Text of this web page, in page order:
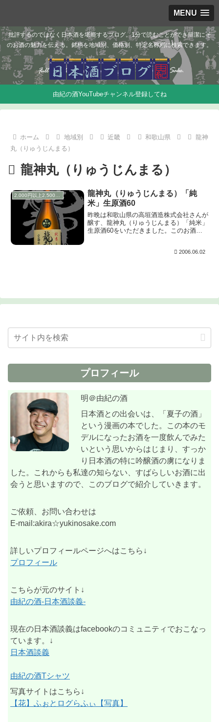
MENU
批評するのではなく日本酒を堪能するブログ。1分で読むことができ簡潔にそ
のお酒の魅力を伝える。銘柄を地域別、価格別、特定名称別に検索できます。
由紀の酒YouTubeチャンネル登録してね
ホーム 地域別 近畿 和歌山県
龍神
丸（りゅうじんまる）
龍神丸（りゅうじんまる）
2,000円以上2,500円未満
龍神丸（りゅうじんまる）「純
米」生原酒60
昨晩は和歌山県の高垣酒造株式会社さんが
醸す、龍神丸（りゅうじんまる）「純米」
生原酒60をいただきました。このお酒は
約１ヶ月前です。この時、熟成から来たの
2006.06.02
プロフィール
明＠由紀の酒
日本酒との出会いは、「夏子の酒」
という漫画の本でした。この本のモ
デルになったお酒を一度飲んでみた
いという思いからはじまり、すっか
り日本酒の特に吟醸酒の虜になりま
した。これからも私達の知らない、すばらしいお酒に出
会うと思いますので、このブログで紹介していきます。
ご依頼、お問い合わせは
E-mail:akira☆yukinosake.com
詳しいプロフィールページへはこちら↓
プロフィール
こちらが元のサイト↓
由紀の酒-日本酒談義-
現在の日本酒談義はfacebookのコミュニティでおこなっ
ています。↓
日本酒談義
由紀の酒Tシャツ
写真サイトはこちら↓
【花】ふぉとログらふぃ【写真】